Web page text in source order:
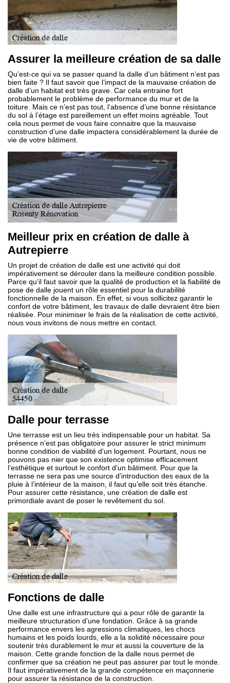
Assurer la meilleure création de sa dalle
Qu’est-ce qui va se passer quand la dalle d’un bâtiment n’est pas
bien faite ? Il faut savoir que l’impact de la mauvaise création de
dalle d’un habitat est très grave. Car cela entraine fort
probablement le problème de performance du mur et de la
toiture. Mais ce n’est pas tout, l’absence d’une bonne résistance
du sol à l’étage est pareillement un effet moins agréable. Tout
cela nous permet de vous faire connaitre que la mauvaise
construction d’une dalle impactera considérablement la durée de
vie de votre bâtiment.
Meilleur prix en création de dalle à
Autrepierre
Un projet de création de dalle est une activité qui doit
impérativement se dérouler dans la meilleure condition possible.
Parce qu’il faut savoir que la qualité de production et la fiabilité de
pose de dalle jouent un rôle essentiel pour la durabilité
fonctionnelle de la maison. En effet, si vous sollicitez garantir le
confort de votre bâtiment, les travaux de dalle devraient être bien
réalisée. Pour minimiser le frais de la réalisation de cette activité,
nous vous invitons de nous mettre en contact.
Dalle pour terrasse
Une terrasse est un lieu très indispensable pour un habitat. Sa
présence n’est pas obligatoire pour assurer le strict minimum
bonne condition de viabilité d’un logement. Pourtant, nous ne
pouvons pas nier que son existence optimise efficacement
l’esthétique et surtout le confort d’un bâtiment. Pour que la
terrasse ne sera pas une source d’introduction des eaux de la
pluie à l’intérieur de la maison, il faut qu’elle soit très étanche.
Pour assurer cette résistance, une création de dalle est
primordiale avant de poser le revêtement du sol.
Fonctions de dalle
Une dalle est une infrastructure qui a pour rôle de garantir la
meilleure structuration d’une fondation. Grâce à sa grande
performance envers les agressions climatiques, les chocs
humains et les poids lourds, elle a la solidité nécessaire pour
soutenir très durablement le mur et aussi la couverture de la
maison. Cette grande fonction de la dalle nous permet de
confirmer que sa création ne peut pas assurer par tout le monde.
Il faut impérativement de la grande compétence en maçonnerie
pour assurer la résistance de la construction.